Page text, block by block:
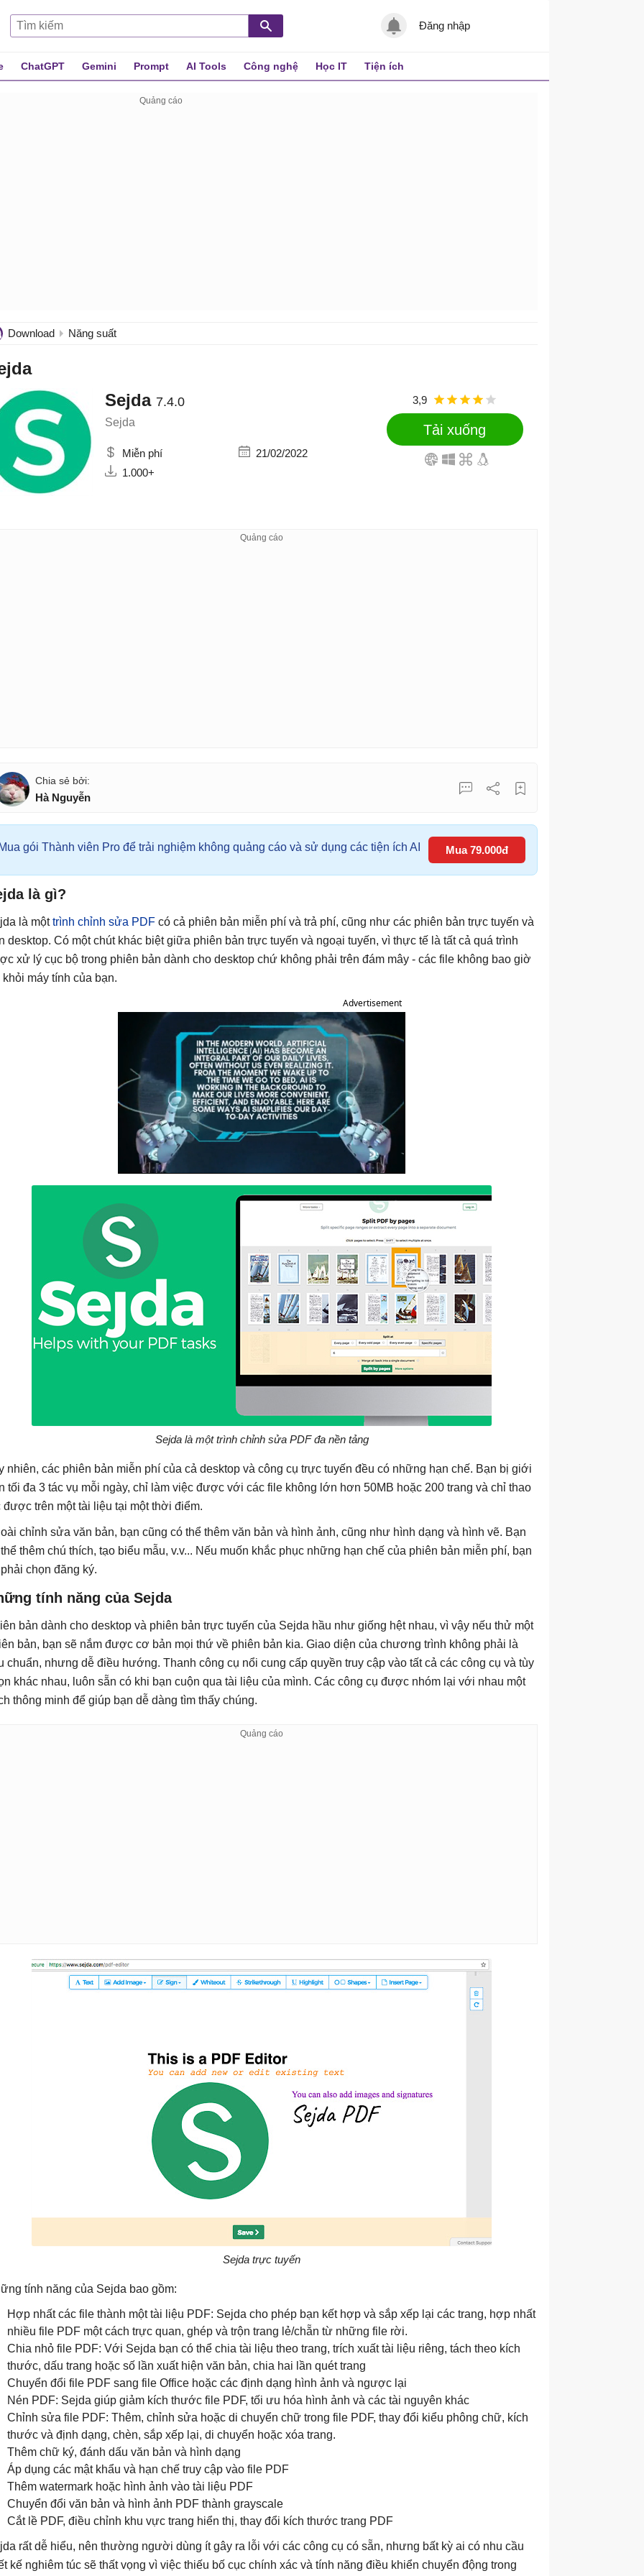
Đăng nhập
ChatGPT Gemini Prompt AI Tools Công nghệ Học IT Tiện ích
Download Năng suất
Sejda 7.4.0
Sejda
Miễn phí
21/02/2022
1.000+
3,9
Tải xuống
Hà Nguyễn
gói Thành viên Pro để trải nghiệm không quảng cáo và sử dụng các tiện ích AI Mua 79.000đ
là gì?
là mộttrình chỉnh sửa PDF có cả phiên bản miễn phí và trả phí, cũng như các phiên bản trực tuyến và
desktop. Có một chút khác biệt giữa phiên bản trực tuyến và ngoại tuyến, vì thực tế là tất cả quá trình
xử lý cục bộ trong phiên bản dành cho desktop chứ không phải trên đám mây - các file không bao giờ
máy tính của bạn.
Advertisement
Sejda là một trình chỉnh sửa PDF đa nền tảng
nhiên, các phiên bản miễn phí của cả desktop và công cụ trực tuyến đều có những hạn chế. Bạn bị giới
tối đa 3 tác vụ mỗi ngày, chỉ làm việc được với các file không lớn hơn 50MB hoặc 200 trang và chỉ thao
được trên một tài liệu tại một thời điểm.
chỉnh sửa văn bản, bạn cũng có thể thêm văn bản và hình ảnh, cũng như hình dạng và hình vẽ. Bạn
thêm chú thích, tạo biểu mẫu, v.v... Nếu muốn khắc phục những hạn chế của phiên bản miễn phí, bạn
chọn đăng ký.
tính năng của Sejda
bản dành cho desktop và phiên bản trực tuyến của Sejda hầu như giống hệt nhau, vì vậy nếu thử một
bản, bạn sẽ nắm được cơ bản mọi thứ về phiên bản kia. Giao diện của chương trình không phải là
chuẩn, nhưng dễ điều hướng. Thanh công cụ nổi cung cấp quyền truy cập vào tất cả các công cụ và tùy
khác nhau, luôn sẵn có khi bạn cuộn qua tài liệu của mình. Các công cụ được nhóm lại với nhau một
thông minh để giúp bạn dễ dàng tìm thấy chúng.
Sejda trực tuyến
tính năng của Sejda bao gồm:
Hợp nhất các file thành một tài liệu PDF: Sejda cho phép bạn kết hợp và sắp xếp lại các trang, hợp nhất
nhiều file PDF một cách trực quan, ghép và trộn trang lẻ/chẵn từ những file rời.
Chia nhỏ file PDF: Với Sejda bạn có thể chia tài liệu theo trang, trích xuất tài liệu riêng, tách theo kích
thước, dấu trang hoặc số lần xuất hiện văn bản, chia hai lần quét trang
Chuyển đổi file PDF sang file Office hoặc các định dạng hình ảnh và ngược lại
Nén PDF: Sejda giúp giảm kích thước file PDF, tối ưu hóa hình ảnh và các tài nguyên khác
Chỉnh sửa file PDF: Thêm, chỉnh sửa hoặc di chuyển chữ trong file PDF, thay đổi kiểu phông chữ, kích
thước và định dạng, chèn, sắp xếp lại, di chuyển hoặc xóa trang.
Thêm chữ ký, đánh dấu văn bản và hình dạng
Áp dụng các mật khẩu và hạn chế truy cập vào file PDF
Thêm watermark hoặc hình ảnh vào tài liệu PDF
Chuyển đổi văn bản và hình ảnh PDF thành grayscale
Cắt lề PDF, điều chỉnh khu vực trang hiển thị, thay đổi kích thước trang PDF
rất dễ hiểu, nên thường người dùng ít gây ra lỗi với các công cụ có sẵn, nhưng bất kỳ ai có nhu cầu
kế nghiêm túc sẽ thất vọng vì việc thiếu bố cục chính xác và tính năng điều khiển chuyển động trong